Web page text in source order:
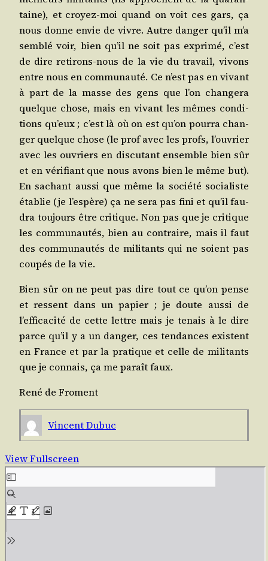
taine), et croyez-moi quand on voit ces gars, ça
nous donne envie de vivre. Autre dan­ger qu’il m’a
sem­blé voir, bien qu’il ne soit pas expri­mé, c’est
de dire reti­rons-nous de la vie du tra­vail, vivons
entre nous en com­mu­nau­té. Ce n’est pas en vivant
à part de la masse des gens que l’on chan­ge­ra
quelque chose, mais en vivant les mêmes condi­
tions qu’eux ; c’est là où on est qu’on pour­ra chan­
ger quelque chose (le prof avec les profs, l’ouvrier
avec les ouvriers en dis­cu­tant ensemble bien sûr
et en véri­fiant que nous avons bien le même but).
En sachant aus­si que même la socié­té socia­liste
éta­blie (je l’espère) ça ne sera pas fini et qu’il fau­
dra tou­jours être cri­tique. Non pas que je cri­tique
les com­mu­nau­tés, bien au contraire, mais il faut
des com­mu­nau­tés de mili­tants qui ne soient pas
cou­pés de la vie.
Bien sûr on ne peut pas dire tout ce qu’on pense
et res­sent dans un papier ; je doute aus­si de
l’efficacité de cette lettre mais je tenais à le dire
parce qu’il y a un dan­ger, ces ten­dances existent
en France et par la pra­tique et celle de mili­tants
que je connais, ça me paraît faux.
René de Froment
Vincent Dubuc
View Fullscreen